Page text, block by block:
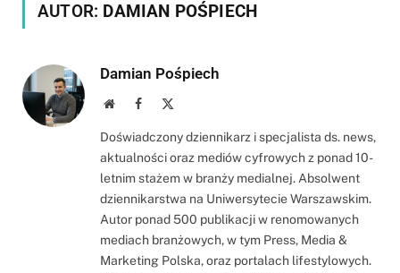
AUTOR: DAMIAN POŚPIECH
Damian Pośpiech
WebsiteFacebook
Doświadczony dziennikarz i specjalista ds. news,
aktualności oraz mediów cyfrowych z ponad 10-
letnim stażem w branży medialnej. Absolwent
dziennikarstwa na Uniwersytecie Warszawskim.
Autor ponad 500 publikacji w renomowanych
mediach branżowych, w tym Press, Media &
Marketing Polska, oraz portalach lifestylowych.